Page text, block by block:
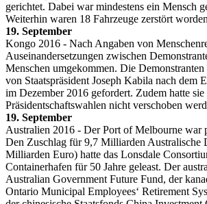
gerichtet. Dabei war mindestens ein Mensch
Weiterhin waren 18 Fahrzeuge zerstört
19. September
Kongo 2016 - Nach Angaben von
Auseinandersetzungen zwischen
Menschen umgekommen. Die
von Staatspräsident Joseph Kabila nach dem
im Dezember 2016 gefordert. Zudem hatte sie
Präsidentschaftswahlen nicht verschoben
19. September
Australien 2016 - Der Port of Melbourne war
Den Zuschlag für 9,7 Milliarden Australische
Milliarden Euro) hatte das Lonsdale
Containerhafen für 50 Jahre geleast. Der
Australian Government Future Fund, der
Ontario Municipal Employees‘ Retirement